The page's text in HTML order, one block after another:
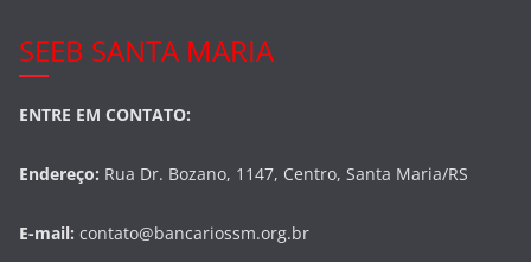
SEEB SANTA MARIA
ENTRE EM CONTATO:
Endereço: Rua Dr. Bozano, 1147, Centro, Santa Maria/RS
E-mail: contato@bancariossm.org.br